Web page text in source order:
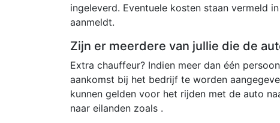
ingeleverd. Eventuele kosten staan ​​vermeld
aanmeldt.
Zijn er meerdere van jullie die de
Extra chauffeur? Indien meer dan één
aankomst bij het bedrijf te worden
kunnen gelden voor het rijden met de auto
naar eilanden zoals .